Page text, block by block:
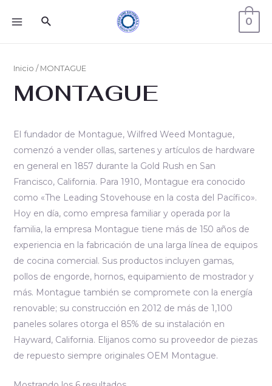
0
Inicio / MONTAGUE
MONTAGUE
El fundador de Montague, Wilfred Weed Montague,
comenzó a vender ollas, sartenes y artí­culos de hardware
en general en 1857 durante la Gold Rush en San
Francisco, California. Para 1910, Montague era conocido
como «The Leading Stovehouse en la costa del Pací­fico».
Hoy en día, como empresa familiar y operada por la
familia, la empresa Montague tiene más de 150 años de
experiencia en la fabricación de una larga línea de equipos
de cocina comercial. Sus productos incluyen gamas,
pollos de engorde, hornos, equipamiento de mostrador y
más. Montague también se compromete con la energía
renovable; su construcción en 2012 de más de 1,100
paneles solares otorga el 85% de su instalación en
Hayward, California. Elijanos como su proveedor de piezas
de repuesto siempre originales OEM Montague.